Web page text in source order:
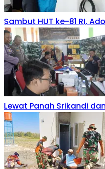
Sambut HUT ke-81 RI,
Lewat Panah Srikandi